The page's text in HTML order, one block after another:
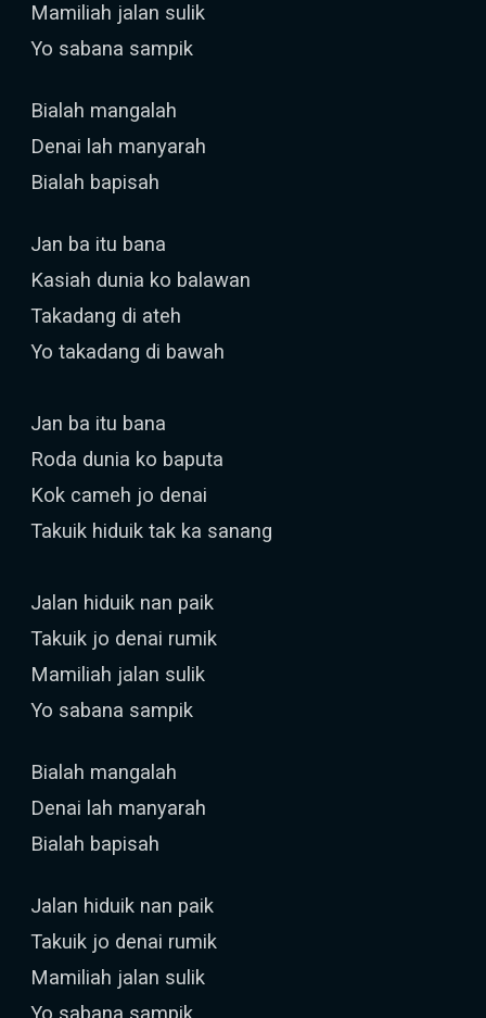
Mamiliah jalan sulik
Yo sabana sampik
Bialah mangalah
Denai lah manyarah
Bialah bapisah
Jan ba itu bana
Kasiah dunia ko balawan
Takadang di ateh
Yo takadang di bawah
Jan ba itu bana
Roda dunia ko baputa
Kok cameh jo denai
Takuik hiduik tak ka sanang
Jalan hiduik nan paik
Takuik jo denai rumik
Mamiliah jalan sulik
Yo sabana sampik
Bialah mangalah
Denai lah manyarah
Bialah bapisah
Jalan hiduik nan paik
Takuik jo denai rumik
Mamiliah jalan sulik
Yo sabana sampik